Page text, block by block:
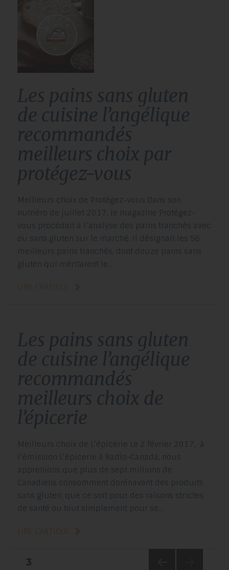
les pains sans gluten
de cuisine l’angélique
recommandés
meilleurs choix par
protégez-vous
Meilleurs choix de Protégez-vous Dans son
numéro de juillet 2017, le magazine Protégez-
vous procédait à l’analyse des pains tranchés avec
ou sans gluten sur le marché. Il désignait les 56
meilleurs pains tranchés, dont douze pains sans
gluten qui méritaient le…
les pains sans gluten
de cuisine l’angélique
recommandés
meilleurs choix de
l’épicerie
Meilleurs choix de L’épicerie Le 2 février 2017, à
l’émission L’épicerie à Radio-Canada, nous
apprenions que plus de sept millions de
Canadiens consomment dorénavant des produits
sans gluten, que ce soit pour des raisons strictes
de santé ou tout simplement pour se…
pagination
3